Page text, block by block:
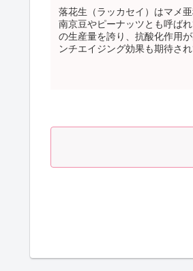
落花生（ラッカセイ）はマメ
南京豆やピーナッツとも呼ば
の生産量を誇り、抗酸化作用
ンチエイジング効果も期待され